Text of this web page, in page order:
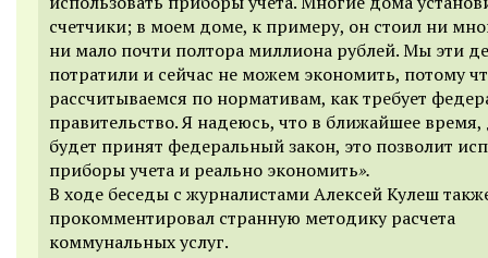
счетчики; в моем доме, к примеру, он стоил ни
ни мало почти полтора миллиона рублей. Мы эти
потратили и сейчас не можем экономить, потому
рассчитываемся по нормативам, как требует
правительство. Я надеюсь, что в ближайшее время,
будет принят федеральный закон, это позволит
приборы учета и реально экономить».
В ходе беседы с журналистами Алексей Кулеш
прокомментировал странную методику расчета
коммунальных услуг.